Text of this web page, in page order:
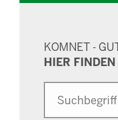
KOMNET -
HIER